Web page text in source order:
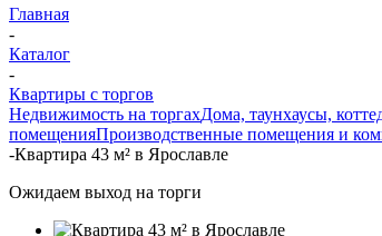
Главная
-
Каталог
-
Квартиры с торгов
Недвижимость на торгахДома, таунхаусы,
помещенияПроизводственные помещения и
-Квартира 43 м² в Ярославле
Ожидаем выход на торги